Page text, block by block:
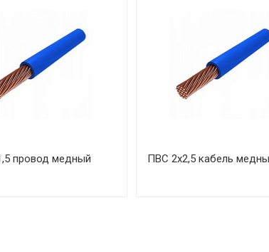
провод медный ПВС 2х2,5 кабель